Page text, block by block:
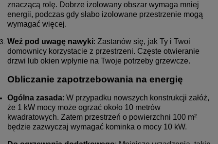
znaczącą rolę. Dobrze izolowany obszar wymaga mniej
energii, podczas gdy słabo izolowane przestrzenie mogą
wymagać więcej.
Weź pod uwagę nawyki: Zastanów się, jak Ty i Twoi
domownicy korzystacie z przestrzeni. Częste otwieranie
drzwi lub okien wpłynie na Twoje potrzeby grzewcze.
Obliczanie zapotrzebowania na energię
Ogólna zasada: W przypadku nowszych konstrukcji załóż,
że 1 kW mocy może ogrzać około 10 metrów
kwadratowych. Zatem przestrzeń o powierzchni 100 m²
będzie zazwyczaj wymagać kominka o mocy 10 kW.